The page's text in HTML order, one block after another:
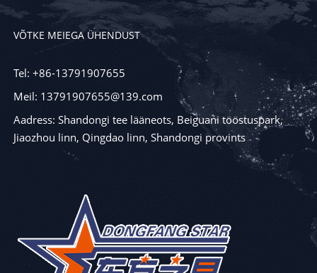
VÕTKE MEIEGA ÜHENDUST
Tel: +86-13791907655
Meil: 13791907655@139.com
Aadress: Shandongi tee lääneots, Beiguani tööstuspark,
Jiaozhou linn, Qingdao linn, Shandongi provints